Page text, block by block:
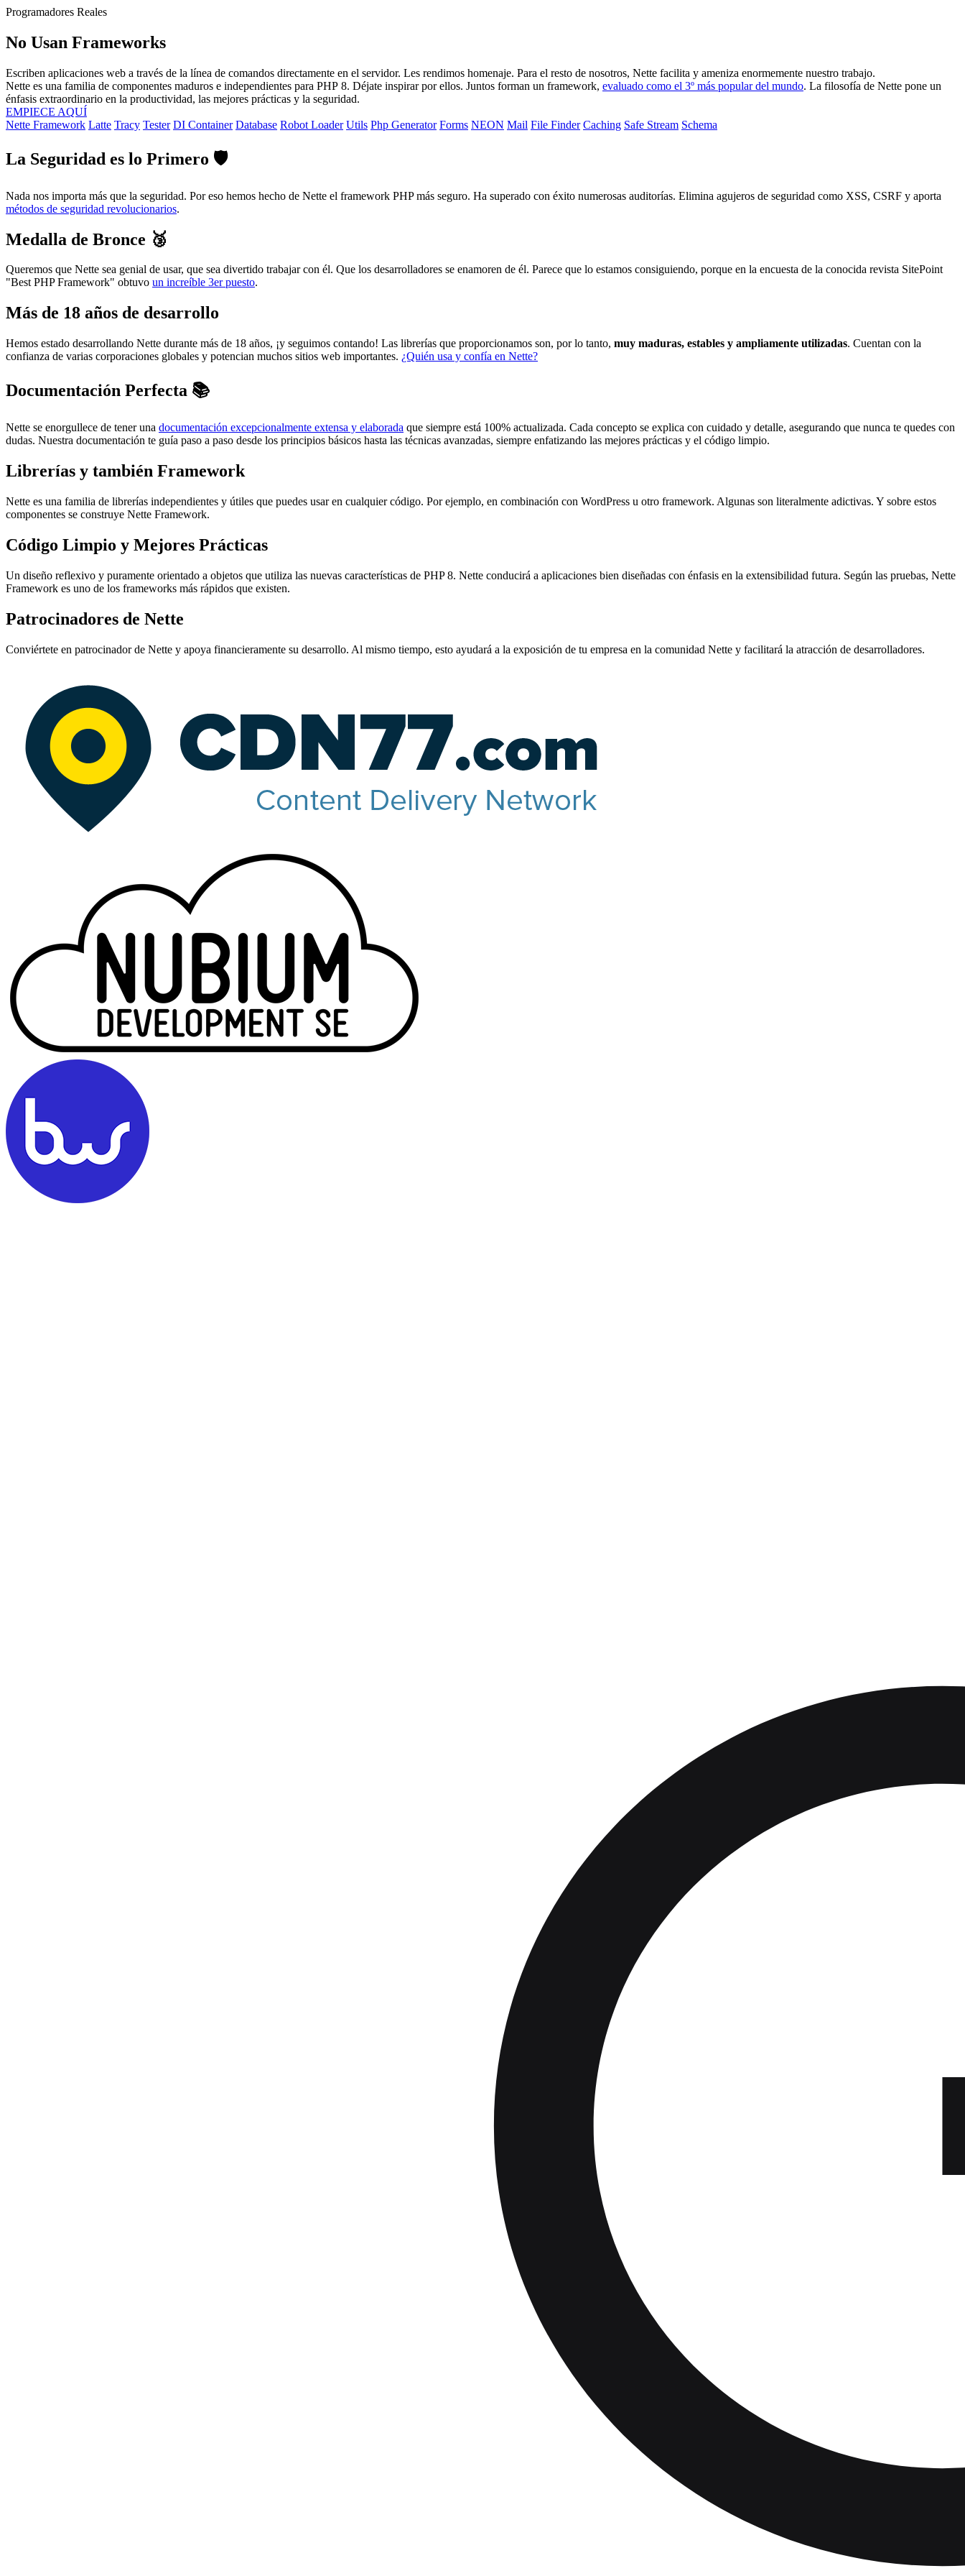
Programadores Reales
No Usan Frameworks
Escriben aplicaciones web a través de la línea de comandos directamente en el servidor. Les rendimos homenaje. Para el resto de nosotros, Nette facilita y ameniza enormemente nuestro trabajo.
Nette es una familia de componentes maduros e independientes para PHP 8. Déjate inspirar por ellos. Juntos forman un framework, evaluado como el 3º más popular del mundo. La filosofía de Nette pone un
énfasis extraordinario en la productividad, las mejores prácticas y la seguridad.
EMPIECE AQUÍ
Nette Framework Latte Tracy Tester DI Container Database Robot Loader Utils Php Generator Forms NEON Mail File Finder Caching Safe Stream Schema
La Seguridad es lo Primero 🛡️
Nada nos importa más que la seguridad. Por eso hemos hecho de Nette el framework PHP más seguro. Ha superado con éxito numerosas auditorías. Elimina agujeros de seguridad como XSS, CSRF y aporta
métodos de seguridad revolucionarios.
Medalla de Bronce 🥉
Queremos que Nette sea genial de usar, que sea divertido trabajar con él. Que los desarrolladores se enamoren de él. Parece que lo estamos consiguiendo, porque en la encuesta de la conocida revista SitePoint
"Best PHP Framework" obtuvo un increíble 3er puesto.
Más de 18 años de desarrollo
Hemos estado desarrollando Nette durante más de 18 años, ¡y seguimos contando! Las librerías que proporcionamos son, por lo tanto, muy maduras, estables y ampliamente utilizadas. Cuentan con la
confianza de varias corporaciones globales y potencian muchos sitios web importantes. ¿Quién usa y confía en Nette?
Documentación Perfecta 📚
Nette se enorgullece de tener una documentación excepcionalmente extensa y elaborada que siempre está 100% actualizada. Cada concepto se explica con cuidado y detalle, asegurando que nunca te quedes con
dudas. Nuestra documentación te guía paso a paso desde los principios básicos hasta las técnicas avanzadas, siempre enfatizando las mejores prácticas y el código limpio.
Librerías y también Framework
Nette es una familia de librerías independientes y útiles que puedes usar en cualquier código. Por ejemplo, en combinación con WordPress u otro framework. Algunas son literalmente adictivas. Y sobre estos
componentes se construye Nette Framework.
Código Limpio y Mejores Prácticas
Un diseño reflexivo y puramente orientado a objetos que utiliza las nuevas características de PHP 8. Nette conducirá a aplicaciones bien diseñadas con énfasis en la extensibilidad futura. Según las pruebas, Nette
Framework es uno de los frameworks más rápidos que existen.
Patrocinadores de Nette
Conviértete en patrocinador de Nette y apoya financieramente su desarrollo. Al mismo tiempo, esto ayudará a la exposición de tu empresa en la comunidad Nette y facilitará la atracción de desarrolladores.